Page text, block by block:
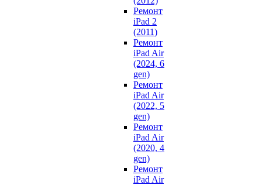
Ремонт
iPad 2
(2011)
Ремонт
iPad Air
(2024, 6
gen)
Ремонт
iPad Air
(2022, 5
gen)
Ремонт
iPad Air
(2020, 4
gen)
Ремонт
iPad Air